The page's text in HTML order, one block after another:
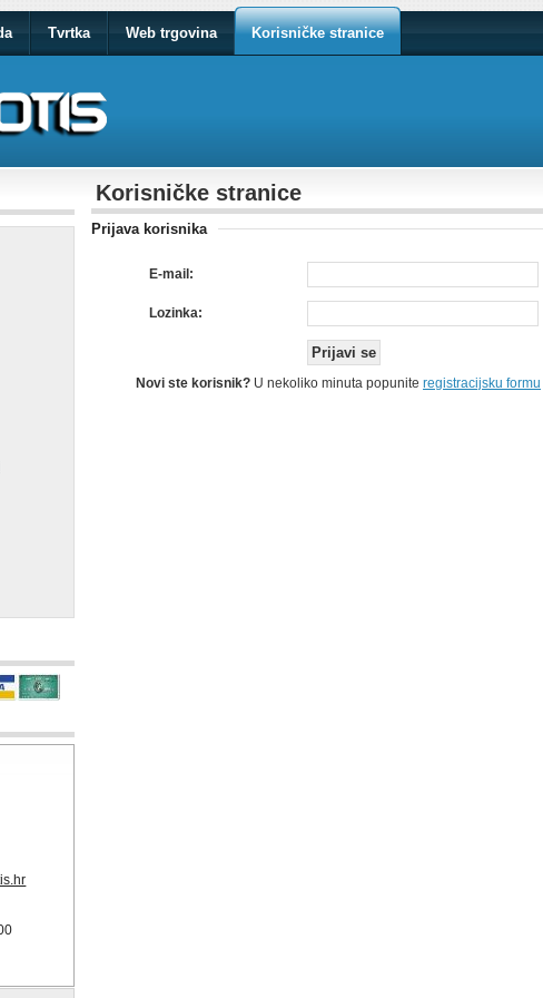
Tvrtka Web trgovina Korisničke stranice
Korisničke stranice
Prijava korisnika
E-mail:
Lozinka:
Novi ste korisnik? U nekoliko minuta popunite registracijsku formu